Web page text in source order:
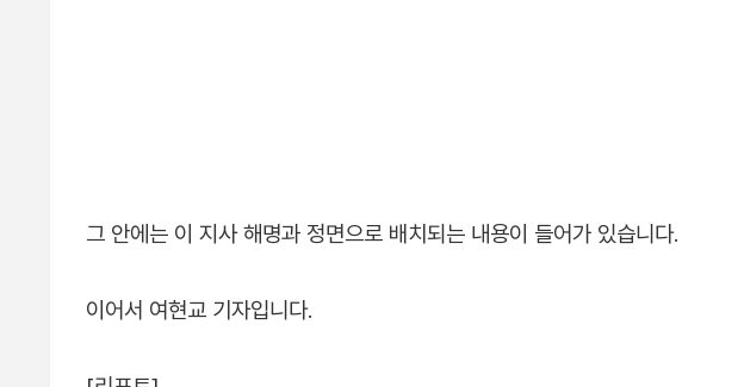
그 안에는 이 지사 해명과 정면으로 배치되는 내용이 들어가 있습니다.
이어서 여현교 기자입니다.